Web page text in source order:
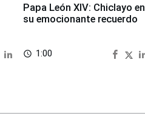
Papa León XIV: Chiclayo en
su emocionante recuerdo
access_time 1:00